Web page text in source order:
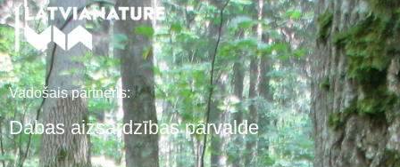
Vadošais partneris:
Dabas aizsardzības pārvalde